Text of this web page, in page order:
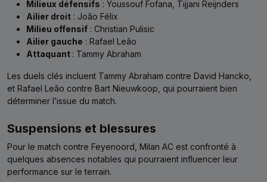
Milieux défensifs : Youssouf Fofana, Tijjani Reijnders
Ailier droit : João Félix
Milieu offensif : Christian Pulisic
Ailier gauche : Rafael Leão
Attaquant : Tammy Abraham
Les duels clés incluent Tammy Abraham contre David Hancko,
et Rafael Leão contre Bart Nieuwkoop, qui pourraient bien
déterminer l’issue du match.
Suspensions et blessures
Pour le match contre Feyenoord, Milan AC est confronté à
quelques absences notables qui pourraient influencer leur
performance sur le terrain.